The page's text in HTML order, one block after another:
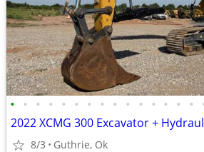
• • • • • • • • • • • • • • •
2022 XCMG 300 Excavator +
8/3 Guthrie, Ok